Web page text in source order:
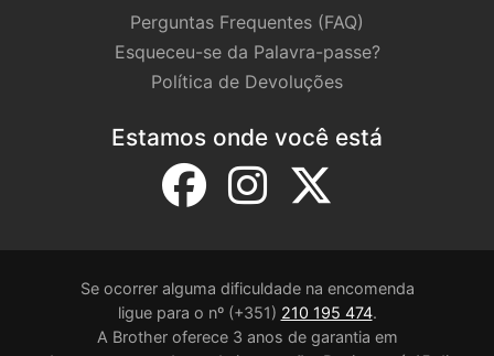
Perguntas Frequentes (FAQ)
Esqueceu-se da Palavra-passe?
Política de Devoluções
Estamos onde você está
Se ocorrer alguma dificuldade na encomenda
ligue para o nº (+351) 210 195 474.
A Brother oferece 3 anos de garantia em